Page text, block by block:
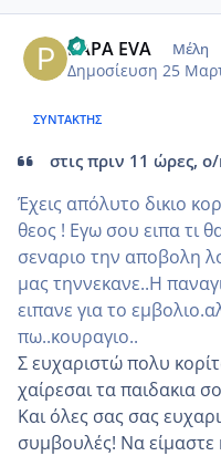
PAPA EVA Μέλη
Δημοσίευση 25
ΣΥΝΤΆΚΤΗΣ
στις πριν 11 ώρες,
Έχεις απόλυτο δικιο
θεος ! Εγω σου ειπα τι
σεναριο την αποβολη
μας τηννεκανε..Η
ειπανε για το
πω..κουραγιο..
Σ ευχαριστώ πολυ
χαίρεσαι τα παιδακια
Και όλες σας σας
συμβουλές! Να είμαστε